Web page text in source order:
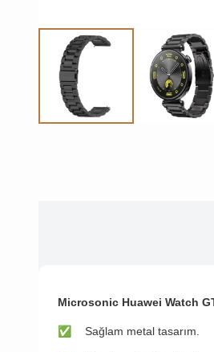
Microsonic Huawei Watch
✅ ​​Sağlam metal tasarım.